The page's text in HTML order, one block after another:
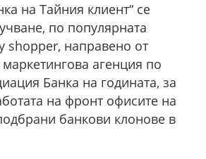
на Тайния клиент“ се
по популярната
shopper, направено от
агенция по
Банка на годината, за
на фронт офисите на
банкови клонове в